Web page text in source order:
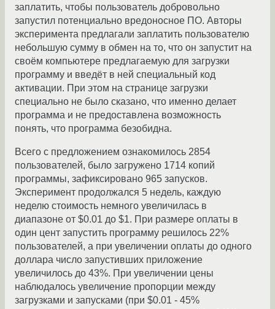
заплатить, чтобы пользователь добровольно
запустил потенциально вредоносное ПО. Авторы
эксперимента предлагали заплатить пользователю
небольшую сумму в обмен на то, что он запустит на
своём компьютере предлагаемую для загрузки
программу и введёт в ней специальный код
активации. При этом на странице загрузки
специально не было сказано, что именно делает
программа и не предоставлена возможность
понять, что программа безобидна.
Всего с предложением ознакомилось 2854
пользователей, было загружено 1714 копий
программы, зафиксировано 965 запусков.
Эксперимент продолжался 5 недель, каждую
неделю стоимость немного увеличилась в
диапазоне от $0.01 до $1. При размере оплаты в
один цент запустить программу решилось 22%
пользователей, а при увеличении оплаты до одного
доллара число запустивших приложение
увеличилось до 43%. При увеличении цены
наблюдалось увеличение пропорции между
загрузками и запусками (при $0.01 - 45%